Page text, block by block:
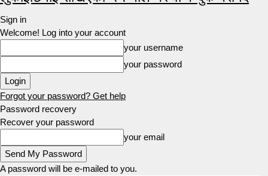
Sign in
Welcome! Log into your account
your username
your password
Forgot your password? Get help
Password recovery
Recover your password
your email
A password will be e-mailed to you.